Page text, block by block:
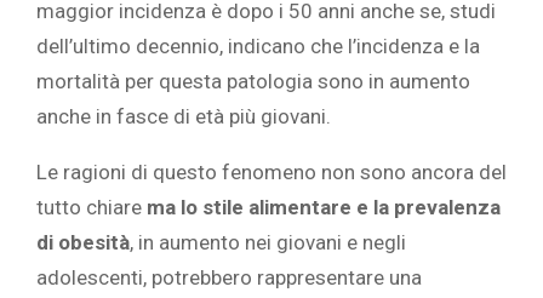
maggior incidenza è dopo i 50 anni anche se, studi
dell’ultimo decennio, indicano che l’incidenza e la
mortalità per questa patologia sono in aumento
anche in fasce di età più giovani.
Le ragioni di questo fenomeno non sono ancora del
tutto chiare ma lo stile alimentare e la prevalenza
di obesità, in aumento nei giovani e negli
adolescenti, potrebbero rappresentare una